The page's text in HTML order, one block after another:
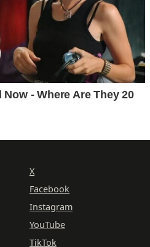
X
Facebook
Instagram
YouTube
TikTok